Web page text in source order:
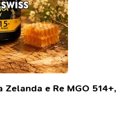
e Re MGO 514+,